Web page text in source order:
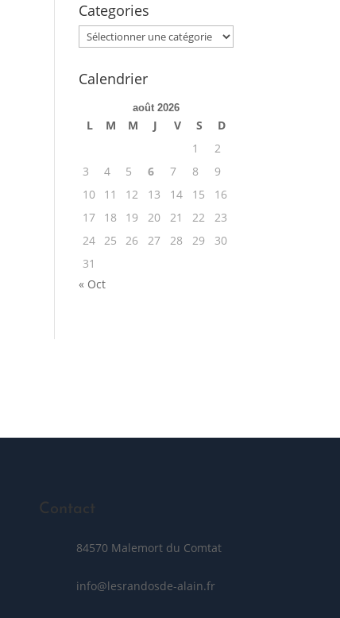
Categories
Categories
Calendrier
août 2026
L M M J V S
D
1
2
3
4 5 6 7 8
9
10
11 12 13 14 15
16
17
18 19 20 21 22
23
24 25 26 27 28 29
30
31
« Oct
Contact
84570 Malemort du Comtat
info@lesrandosde-alain.fr